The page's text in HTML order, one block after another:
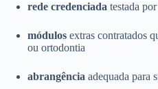
rede credenciada testada
módulos extras contratados
ou ortodontia
abrangência adequada para